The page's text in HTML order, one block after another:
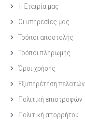
Η Eταιρία μας
Οι υπηρεσίες μας
Τρόποι αποστολής
Τρόποι πληρωμής
Όροι χρήσης
Εξυπηρέτηση πελατών
Πολιτική επιστροφών
Πολιτική απορρήτου